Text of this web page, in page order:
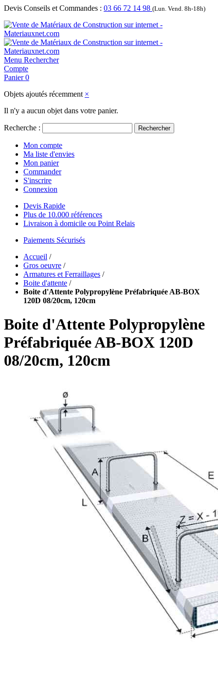
Devis Conseils et Commandes : 03 66 72 14 98 (Lun. Vend. 8h-18h)
Menu Rechercher
Compte
Panier 0
Objets ajoutés récemment ×
Il n'y a aucun objet dans votre panier.
Recherche : Rechercher
Mon compte
Ma liste d'envies
Mon panier
Commander
S'inscrire
Connexion
Devis Rapide
Plus de 10.000 références
Livraison à domicile ou Point Relais
Paiements Sécurisés
Accueil /
Gros oeuvre /
Armatures et Ferraillages /
Boite d'attente /
Boite d'Attente Polypropylène Préfabriquée AB-BOX
120D 08/20cm, 120cm
Boite d'Attente Polypropylène
Préfabriquée AB-BOX 120D
08/20cm, 120cm